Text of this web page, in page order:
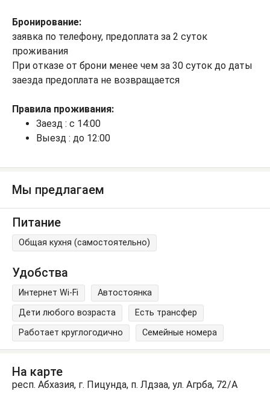
Бронирование:
заявка по телефону, предоплата за 2 суток
проживания
При отказе от брони менее чем за 30 суток до даты
заезда предоплата не возвращается
Правила проживания:
Заезд : с 14:00
Выезд : до 12:00
Мы предлагаем
Питание
Общая кухня (самостоятельно)
Удобства
Интернет Wi-Fi
Автостоянка
Дети любого возраста
Есть трансфер
Работает круглогодично
Семейные номера
На карте
респ. Абхазия, г. Пицунда, п. Лдзаа, ул. Агрба, 72/А